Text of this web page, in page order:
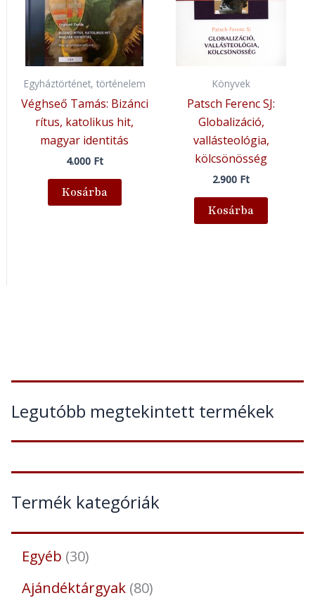
Legutóbb megtekintett termékek
Termék kategóriák
Egyéb 30
Ajándéktárgyak 80
Egyháztörténet, történelem
Véghseő Tamás: Bizánci
rítus, katolikus hit,
magyar identitás
4.000 Ft
Kosárba
Könyvek
Patsch Ferenc SJ:
Globalizáció,
vallásteológia,
kölcsönösség
2.900 Ft
Kosárba